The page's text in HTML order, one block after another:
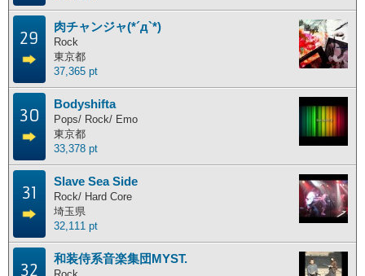
29
肉チャンジャ(*´д`*)
Rock
東京都
37,365 pt
30
Bodyshifta
Pops/ Rock/ Emo
東京都
33,378 pt
31
Slave Sea Side
Rock/ Hard Core
埼玉県
32,111 pt
32
和装侍系音楽集団MYST.